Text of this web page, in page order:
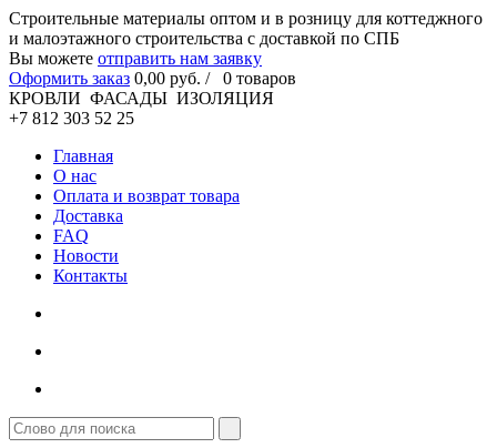
Cтроительные материалы оптом и в розницу для коттеджного
и малоэтажного строительства с доставкой по СПБ
Вы можете отправить нам заявку
Оформить заказ 0,00 руб. / 0 товаров
КРОВЛИ ФАСАДЫ ИЗОЛЯЦИЯ
+7 812 303 52 25
Главная
О нас
Оплата и возврат товара
Доставка
FAQ
Новости
Контакты